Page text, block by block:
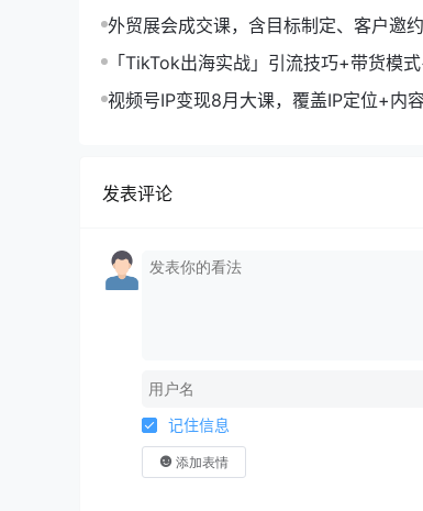
拓与成交核心能力
外贸展会成交课，含目标制定、客户邀
化SOP提升参展ROI
「TikTok出海实战」引流技巧+带货模
现10万+秘籍
视频号IP变现8月大课，覆盖IP定位+内
发表评论
记住信息
添加表情